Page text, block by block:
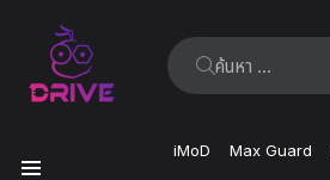
ค้นหา:
iMoD Max Guard